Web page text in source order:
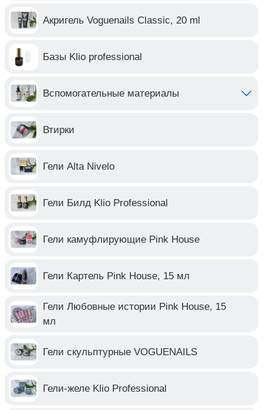
Акригель Voguenails Classic, 20 ml
Базы Klio professional
Вспомогательные материалы
Втирки
Гели Alta Nivelo
Гели Билд Klio Professional
Гели камуфлирующие Pink House
Гели Картель Pink House, 15 мл
Гели Любовные истории Pink House, 15
мл
Гели скульптурные VOGUENAILS
Гели-желе Klio Professional